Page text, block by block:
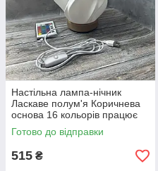
Настільна лампа-нічник
Ласкаве полум'я Коричнева
основа 16 кольорів працює
від повербанка
Готово до відправки
515 ₴